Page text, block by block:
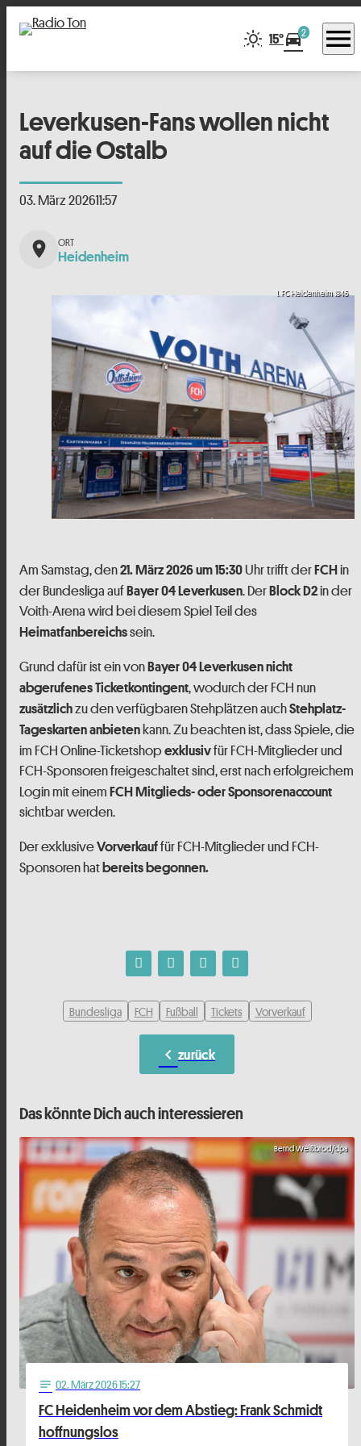
15°directions_car2 menu
Leverkusen-Fans wollen nicht
auf die Ostalb
03. März 202611:57
place Heidenheim
1. FC Heidenheim 1846
Am Samstag, den21. März 2026 um 15:30Uhr trifft derFCHin
der Bundesliga aufBayer 04 Leverkusen. DerBlock D2in der
Voith-Arena wird bei diesem Spiel Teil des
Heimatfanbereichssein.
Grund dafür ist ein vonBayer 04 Leverkusennicht
abgerufenes Ticketkontingent, wodurch der FCH nun
zusätzlichzu den verfügbaren Stehplätzen auchStehplatz-
Tageskartenanbietenkann. Zu beachten ist, dass Spiele, die
im FCH Online-Ticketshopexklusivfür FCH-Mitglieder und
FCH-Sponsoren freigeschaltet sind, erst nach erfolgreichem
Login mit einem FCH Mitglieds- oder Sponsorenaccount
sichtbar werden.
Der exklusiveVorverkauffür FCH-Mitglieder und FCH-
Sponsoren hatbereits begonnen.
Bundesliga FCH Fußball Tickets Vorverkauf
chevron_left zurück
Das könnte Dich auch interessieren
Bernd Weißbrod/dpa
notes 02. März 2026 15:27
FC Heidenheim vor dem Abstieg: Frank Schmidt
hoffnungslos